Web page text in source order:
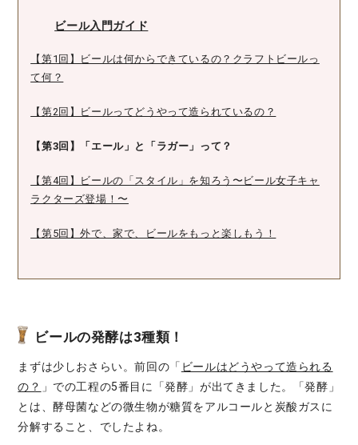
ビール入門ガイド
【第1回】ビールは何からできているの？クラフトビールっ
て何？
【第2回】ビールってどうやって造られているの？
【第3回】「エール」と「ラガー」って？
【第4回】ビールの「スタイル」を知ろう〜ビール女子キャ
ラクターズ登場！〜
【第5回】外で、家で、ビールをもっと楽しもう！
ビールの発酵は3種類！
まずは少しおさらい。前回の「 ビールはどうやって造られる
の？ 」での工程の5番目に「発酵」が出てきました。「発酵」
とは、酵母菌などの微生物が糖質をアルコールと炭酸ガスに
分解すること、でしたよね。